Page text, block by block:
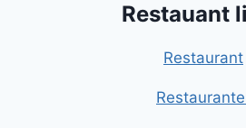
Restauant
Restaurant